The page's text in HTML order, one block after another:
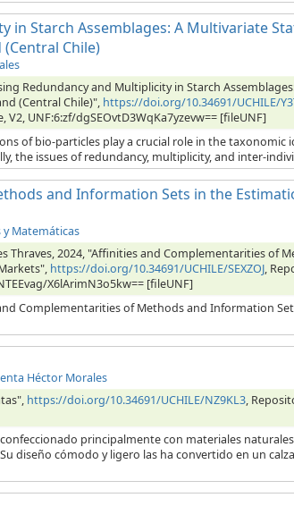
in Starch Assemblages: A Multivariate
Chile)
Redundancy and Multiplicity in Starch
(Central Chile)", https://doi.org/10.34691/UCHILE/
UNF:6:zf/dgSEOvtD3WqKa7yzevw== [fileUNF]
of bio-particles play a crucial role in the
the issues of redundancy, multiplicity, and inter-
and Information Sets in the
y Matemáticas
Thraves, 2024, "Affinities and Complementarities of
https://doi.org/10.34691/UCHILE/SEXZOJ,
X6lArimN3o5kw== [fileUNF]
Complementarities of Methods and Information
Héctor Morales
https://doi.org/10.34691/UCHILE/NZ9KL3,
principalmente con materiales
diseño cómodo y ligero las ha convertido en un